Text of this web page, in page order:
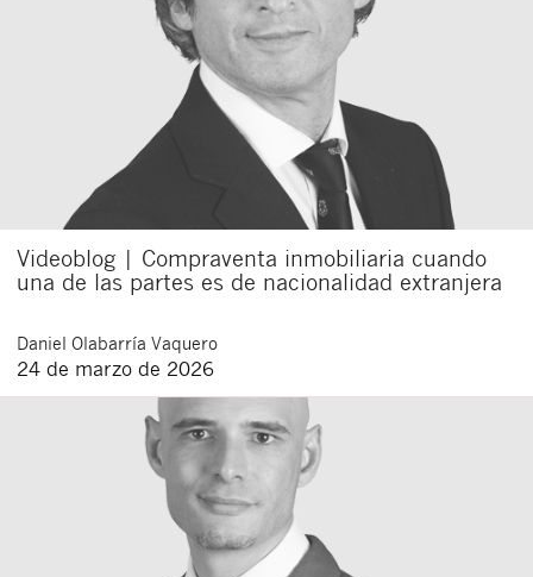
Videoblog | Compraventa inmobiliaria cuando
una de las partes es de nacionalidad extranjera
Daniel Olabarría Vaquero
24 de marzo de 2026